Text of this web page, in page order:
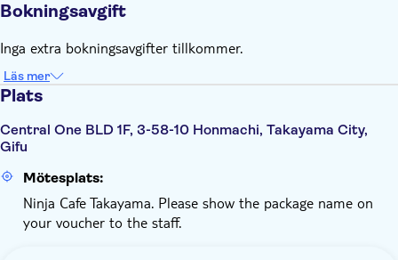
Bokningsavgift
Inga extra bokningsavgifter tillkommer.
Läs mer
Plats
Central One BLD 1F, 3-58-10 Honmachi, Takayama City,
Gifu
Mötesplats:
Ninja Cafe Takayama. Please show the package name on
your voucher to the staff.